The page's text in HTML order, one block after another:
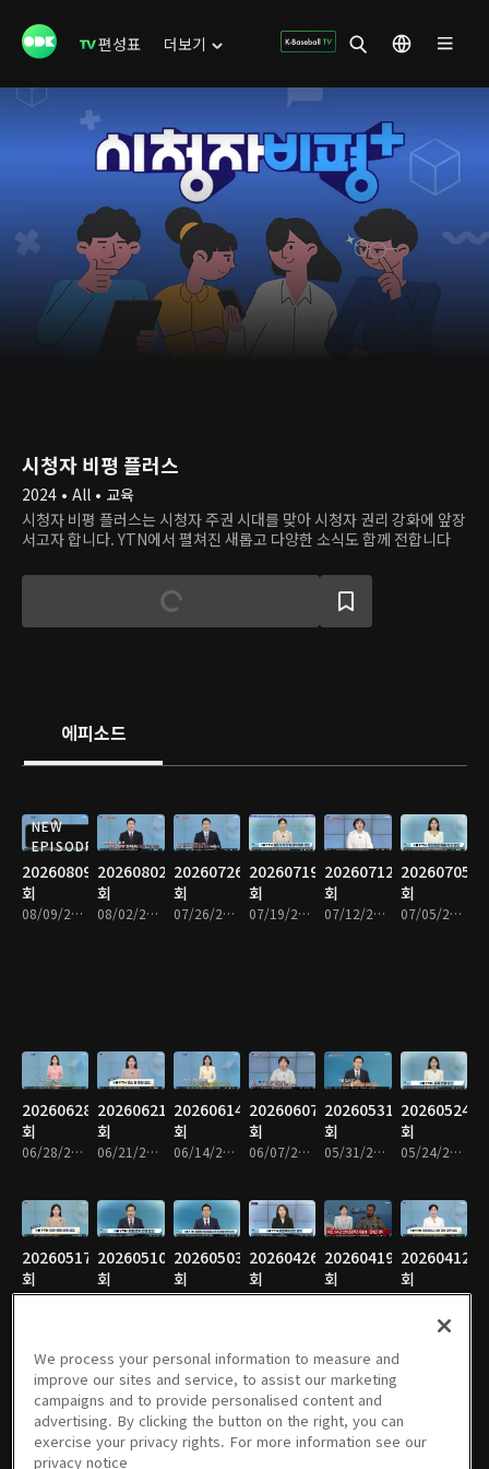
편성표 더보기
시청자 비평 플러스
2024 • All • 교육
시청자 비평 플러스는 시청자 주권 시대를 맞아 시청자 권리 강화에 앞장
서고자 합니다. YTN에서 펼쳐진 새롭고 다양한 소식도 함께 전합니다
에피소드
NEW
EPISODE
20260809
회
08/09/2026 • 31분
20260802
회
08/02/2026 • 31분
20260726
회
07/26/2026 • 31분
20260719
회
07/19/2026 • 31분
20260712
회
07/12/2026 • 31분
20260705
회
07/05/2026 • 31분
20260628
회
06/28/2026 • 31분
20260621
회
06/21/2026 • 31분
20260614
회
06/14/2026 • 31분
20260607
회
06/07/2026 • 31분
20260531
회
05/31/2026 • 31분
20260524
회
05/24/2026 • 31분
20260517
회
05/17/2026 • 31분
20260510
회
05/10/2026 • 31분
20260503
회
05/03/2026 • 31분
20260426
회
04/26/2026 • 31분
20260419
회
04/19/2026 • 19분
20260412
회
04/12/2026 • 31분
20260405
회
04/05/2026 • 31분
20260329
회
03/29/2026 • 31분
20260322
회
03/22/2026 • 31분
20260315
회
03/15/2026 • 31분
20260308
회
03/08/2026 • 31분
회
We process your personal information to measure and
improve our sites and service, to assist our marketing
campaigns and to provide personalised content and
advertising. By clicking the button on the right, you can
exercise your privacy rights. For more information see our
privacy notice